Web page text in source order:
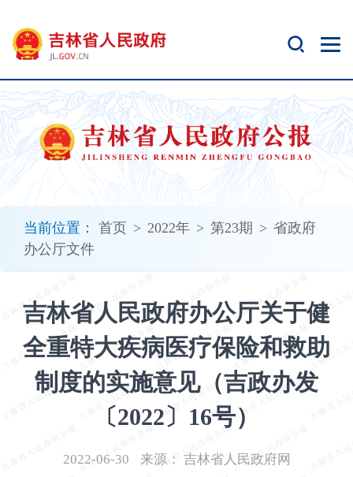
当前位置： 首页 > 2022年 > 第23期 > 省政府
办公厅文件
吉林省人民政府办公厅关于健
全重特大疾病医疗保险和救助
制度的实施意见（吉政办发
〔2022〕16号）
2022-06-30 来源： 吉林省人民政府网
开
无
障
碍
说
明
加